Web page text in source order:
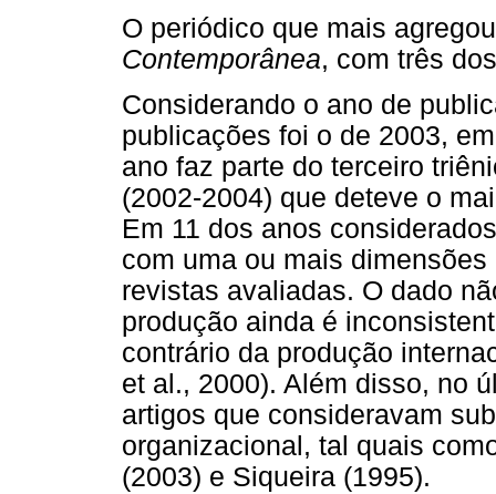
O periódico que mais
Contemporânea, com três
Considerando o ano de
publicações foi o de 2003,
ano faz parte do terceiro
(2002-2004) que deteve o
Em 11 dos anos
com uma ou mais
revistas avaliadas. O dado
produção ainda é
contrário da produção
et al., 2000). Além disso, no
artigos que consideravam
organizacional, tal quais
(2003) e Siqueira (1995).